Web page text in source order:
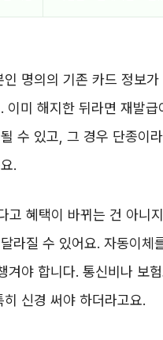
명의의 기존 카드 정보가
이미 해지한 뒤라면 재발급
수 있고, 그 경우 단종이
.
고 혜택이 바뀌는 건 아니
라질 수 있어요. 자동이체
겨야 합니다. 통신비나 보
신경 써야 하더라고요.